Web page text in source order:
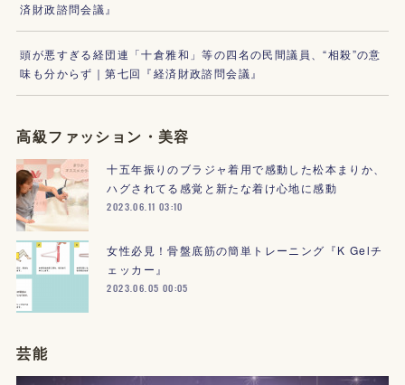
済財政諮問会議』
頭が悪すぎる経団連「十倉雅和」等の四名の民間議員、“相殺”の意
味も分からず｜第七回『経済財政諮問会議』
高級ファッション・美容
十五年振りのブラジャ着用で感動した松本まりか、
ハグされてる感覚と新たな着け心地に感動
2023.06.11 03:10
女性必見！骨盤底筋の簡単トレーニング『K Gelチ
ェッカー』
2023.06.05 00:05
芸能